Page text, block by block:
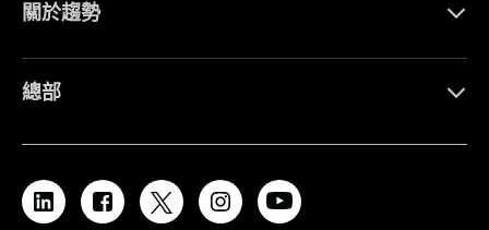
關於趨勢
總部